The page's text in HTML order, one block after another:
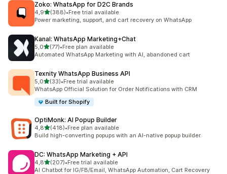
Zoko: WhatsApp for D2C Brands
4,9av 5 stjerner
(388)
Totalt 388 omtaler
•Free trial available
Power marketing, support, and cart recovery on WhatsApp
Kanal: WhatsApp Marketing+Chat
5,0av 5 stjerner
(77)
Totalt 77 omtaler
•Free plan available
Automated WhatsApp Marketing with AI, abandoned cart
Texnity WhatsApp Business API
5,0av 5 stjerner
(33)
Totalt 33 omtaler
•Free trial available
WhatsApp Official Solution for Order Notifications with CRM
Built for Shopify
OptiMonk: AI Popup Builder
4,8av 5 stjerner
(418)
Totalt 418 omtaler
•Free plan available
Build high-converting popups with an AI-native popup builder.
DC: WhatsApp Marketing + API
4,8av 5 stjerner
(207)
Totalt 207 omtaler
•Free trial available
AI Chatbot for IG/FB/Email, WhatsApp Automation, Cart Recovery